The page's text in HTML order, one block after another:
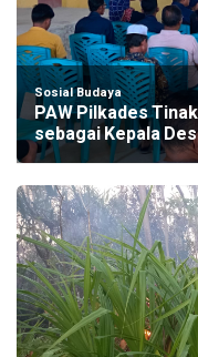
Sosial Budaya
PAW Pilkades
sebagai Kepala